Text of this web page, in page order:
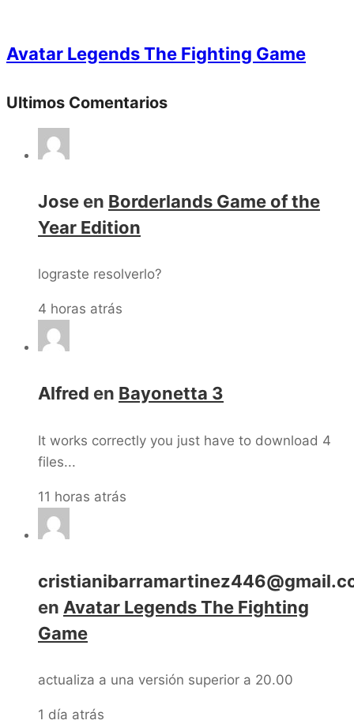
Avatar Legends The Fighting Game
Ultimos Comentarios
Jose en Borderlands Game of the
Year Edition
lograste resolverlo?
4 horas atrás
Alfred en Bayonetta 3
It works correctly you just have to download 4
files...
11 horas atrás
en Avatar Legends The Fighting
Game
actualiza a una versión superior a 20.00
1 día atrás